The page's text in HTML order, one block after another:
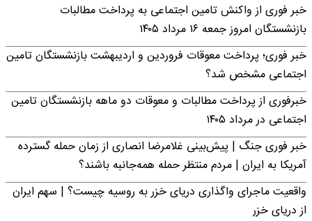
خبر فوری از واکنش تامین اجتماعی به پرداخت مطالبات
بازنشستگان امروز جمعه ۱۶ مرداد ۱۴۰۵
خبر فوری؛ پرداخت معوقات فروردین و اردیبهشت بازنشستگان تامین
اجتماعی مشخص شد؟
خبرفوری از پرداخت مطالبات و معوقات دو ماهه بازنشستگان تامین
اجتماعی در مرداد ۱۴۰۵
خبر فوری جنگ | پیش‌بینی غلامرضا انصاری از زمان حمله گسترده
آمریکا به ایران | مردم منتظر حمله همه‌جانبه باشند؟
واقعیت ماجرای واگذاری دریای خزر به روسیه چیست؟ | سهم ایران
از دریای خزر